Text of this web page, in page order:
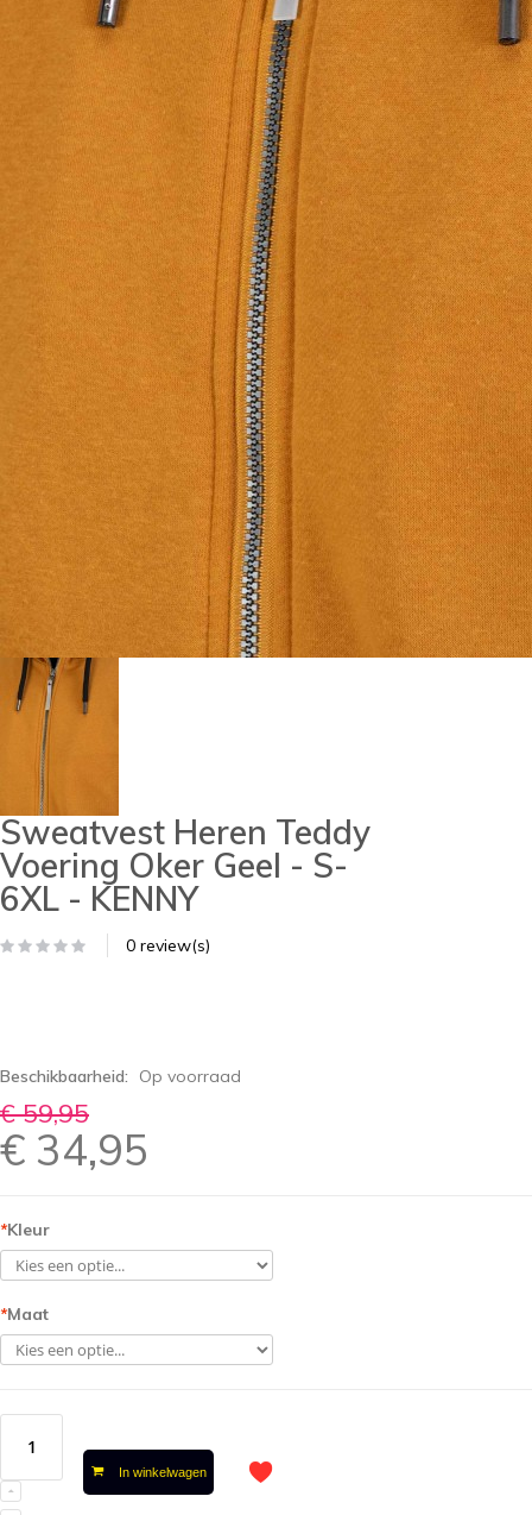
Sweatvest Heren Teddy
Voering Oker Geel - S-
6XL - KENNY
0 review(s)
Beschikbaarheid: Op voorraad
€ 59,95
€ 34,95
*Kleur
*Maat
In winkelwagen